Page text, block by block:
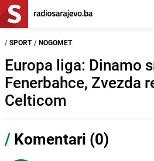
/ SPORT / NOGOMET
Europa liga: Dinamo
Fenerbahce, Zvezda
Celticom
/ Komentari (0)